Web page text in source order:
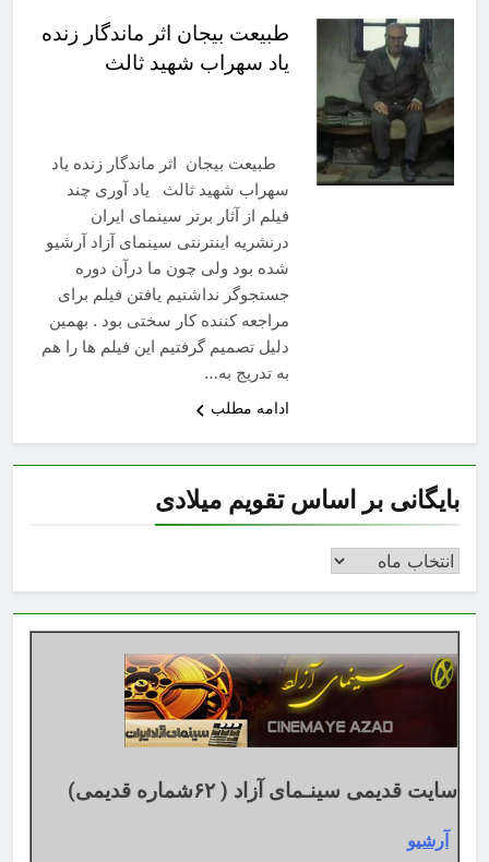
طبیعت بیجان اثر ماندگار زنده
یاد سهراب شهید ثالث
طبیعت بیجان اثر ماندگار زنده یاد
سهراب شهید ثالث یاد آوری چند
فیلم از آثار برتر سینمای ایران
درنشریه اینترنتی سینمای آزاد آرشیو
شده بود ولی چون ما درآن دوره
جستجوگر نداشتیم یافتن فیلم برای
مراجعه کننده کار سختی بود . بهمین
دلیل تصمیم گرفتیم این فیلم ها را هم
به تدریج به…
ادامه مطلب
بایگانی بر اساس تقویم میلادی
بایگانی
اساس
تقویم
میلادی
سایت قدیمی سینـمای آزاد ( ۶۲شماره قدیمی)
آرشیو